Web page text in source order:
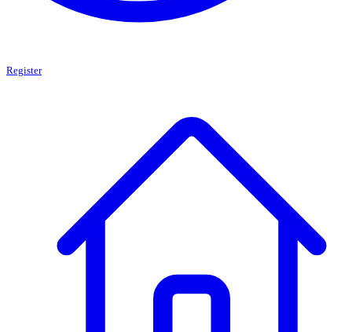
Register